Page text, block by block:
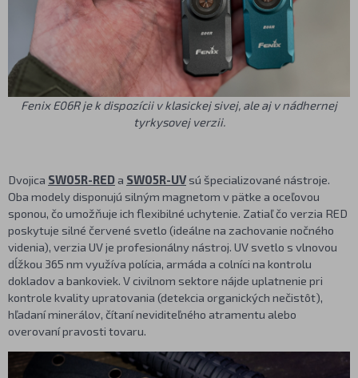
Fenix E06R je k dispozícii v klasickej sivej, ale aj v nádhernej
tyrkysovej verzii.
Dvojica SW05R-REDa SW05R-UV sú špecializované nástroje.
Oba modely disponujú silným magnetom v pätke a oceľovou
sponou, čo umožňuje ich flexibilné uchytenie. Zatiaľ čo verzia RED
poskytuje silné červené svetlo (ideálne na zachovanie nočného
videnia), verzia UV je profesionálny nástroj. UV svetlo s vlnovou
dĺžkou 365 nm využíva polícia, armáda a colníci na kontrolu
dokladov a bankoviek. V civilnom sektore nájde uplatnenie pri
kontrole kvality upratovania (detekcia organických nečistôt),
hľadaní minerálov, čítaní neviditeľného atramentu alebo
overovaní pravosti tovaru.